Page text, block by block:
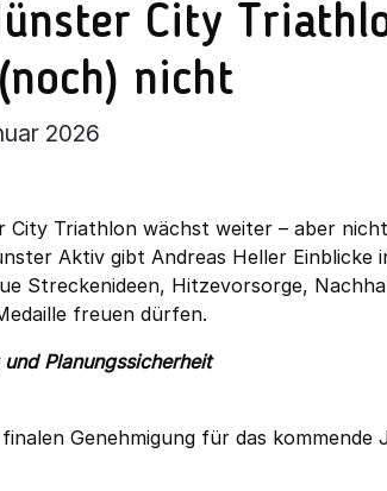
City
nicht
2026
City Triathlon wächst weiter – aber
Aktiv gibt Andreas Heller
Streckenideen, Hitzevorsorge,
freuen dürfen.
Planungssicherheit
Genehmigung für das kommende